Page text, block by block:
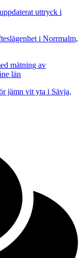
uttryck i
i Norrmalm,
mätning av
län
jämn vit yta i Sävja,